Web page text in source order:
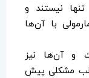
نیستند و
با آن‌ها
و آن‌ها نیز
مشکلی پیش